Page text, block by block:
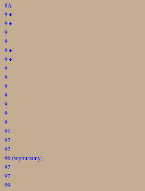
8A
9♦
9♦
9
9
9♦
9♦
9
9
9
9
9
9
9
91
92
92
96 (wyburzony)
97
97
99